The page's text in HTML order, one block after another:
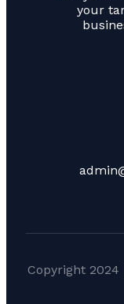
your
Copyright 2024